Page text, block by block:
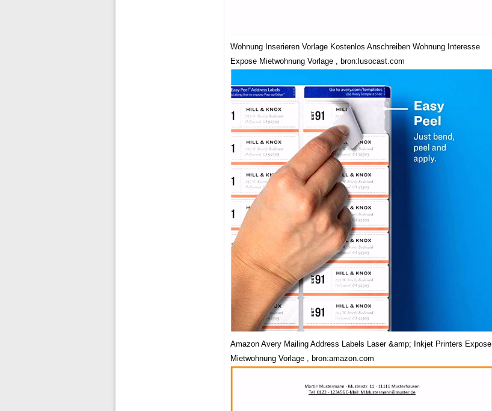
Wohnung Inserieren Vorlage Kostenlos Anschreiben Wohnung Interesse
Expose Mietwohnung Vorlage , bron:lusocast.com
Amazon Avery Mailing Address Labels Laser &amp; Inkjet Printers Expose
Mietwohnung Vorlage , bron:amazon.com